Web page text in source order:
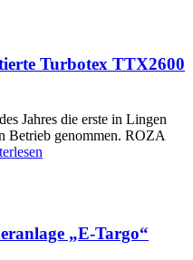
Turbotex TTX2600
Jahres die erste in Lingen
Betrieb genommen. ROZA
„E-Targo“